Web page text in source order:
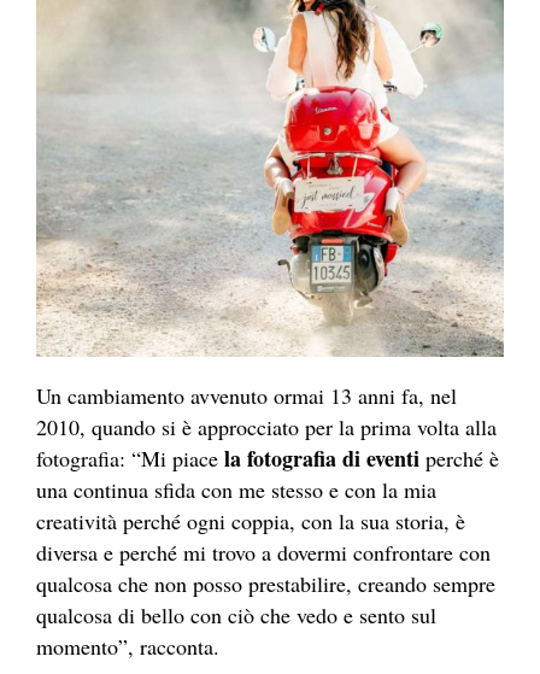
Un cambiamento avvenuto ormai 13 anni fa, nel
2010, quando si è approcciato per la prima volta alla
fotografia: “Mi piace la fotografia di eventi perché è
una continua sfida con me stesso e con la mia
creatività perché ogni coppia, con la sua storia, è
diversa e perché mi trovo a dovermi confrontare con
qualcosa che non posso prestabilire, creando sempre
qualcosa di bello con ciò che vedo e sento sul
momento”, racconta.